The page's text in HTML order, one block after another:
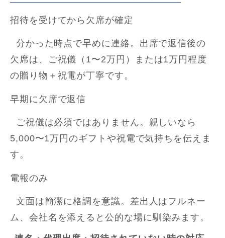
招待を受けてから欠席が確定
分かった時点で早めに連絡。出席で返信後の
欠席は、ご祝儀（1〜2万円）または1万円程度
の贈り物＋祝電が丁寧です。
早期に欠席で返信
ご祝儀は必須ではありません。親しいなら
5,000〜1万円のギフトや祝電で気持ちを伝えま
す。
電報のみ
文面は簡潔に格調を意識。差出人はフルネー
ム、会社名を添えると公的な場に馴染みます。